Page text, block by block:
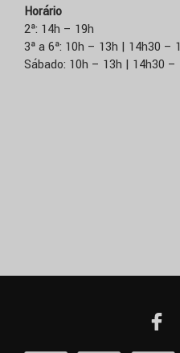
Horário
2ª: 14h – 19h
3ª a 6ª: 10h – 13h | 14h30 –
Sábado: 10h – 13h | 14h30 –